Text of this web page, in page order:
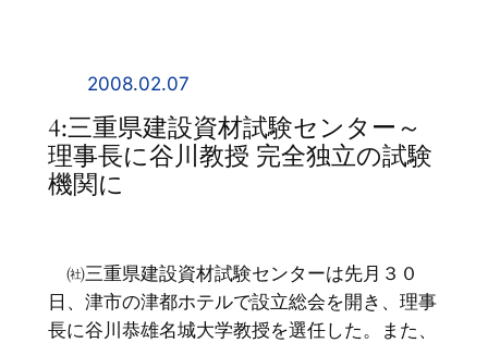
2008.02.07
4:三重県建設資材試験センター～
理事長に谷川教授 完全独立の試験
機関に
㈳三重県建設資材試験センターは先月３０
日、津市の津都ホテルで設立総会を開き、理事
長に谷川恭雄名城大学教授を選任した。また、